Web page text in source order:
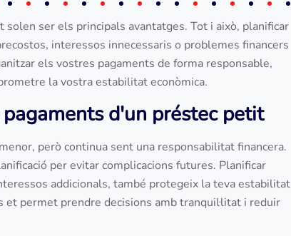
ser els principals avantatges. Tot i això, planificar
interessos innecessaris o problemes financers
els vostres pagaments de forma responsable,
la vostra estabilitat econòmica.
d'un préstec petit
però continua sent una responsabilitat financera.
per evitar complicacions futures. Planificar
addicionals, també protegeix la teva estabilitat
et permet prendre decisions amb tranquil·litat i reduir